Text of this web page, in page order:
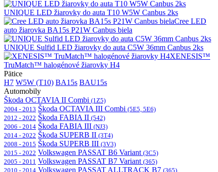
UNIQUE LED žiarovky do auta T10 W5W Canbus 2ks
Cree LED
auto žiarovka BA15s P21W Canbus biela
UNIQUE Sulfid LED žiarovky do auta C5W 36mm Canbus 2ks
XENESIS™
TruMatch™ halogénové žiarovky H4
Pätice
H7 W5W (T10) BA15s BAU15s
Automobily
Škoda OCTAVIA II Combi (1Z5)
2004 - 2013 Škoda OCTAVIA III Combi (5E5, 5E6)
2012 - 2022 Škoda FABIA II (542)
2006 - 2014 Škoda FABIA III (NJ3)
2014 - 2022 Škoda SUPERB II (3T4)
2008 - 2015 Škoda SUPERB III (3V3)
2015 - 2022 Volkswagen PASSAT B6 Variant (3C5)
2005 - 2011 Volkswagen PASSAT B7 Variant (365)
2010 - 2014 Volkswagen PASSAT ALLTRACK B7 (365)